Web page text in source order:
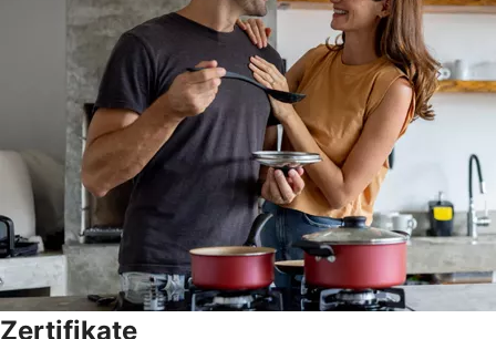
Zertifikate